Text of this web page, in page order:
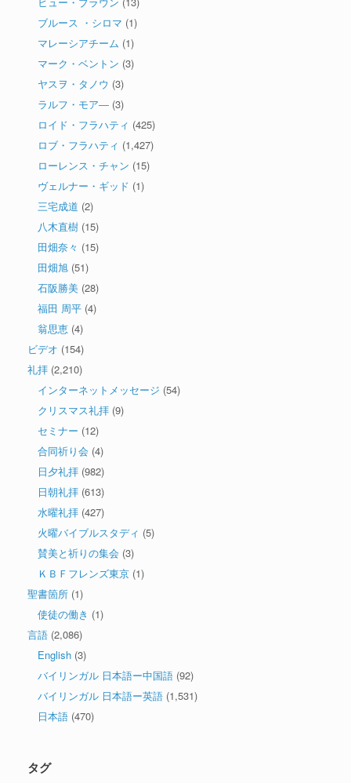
ブルース ・シロマ (1)
マレーシアチーム (1)
マーク・ベントン (3)
ヤスヲ・タノウ (3)
ラルフ・モア― (3)
ロイド・フラハティ (425)
ロブ・フラハティ (1,427)
ローレンス・チャン (15)
ヴェルナー・ギッド (1)
三宅成道 (2)
八木直樹 (15)
田畑奈々 (15)
田畑旭 (51)
石阪勝美 (28)
福田 周平 (4)
翁思恵 (4)
ビデオ (154)
礼拝 (2,210)
インターネットメッセージ (54)
クリスマス礼拝 (9)
セミナー (12)
合同祈り会 (4)
日夕礼拝 (982)
日朝礼拝 (613)
水曜礼拝 (427)
火曜バイブルスタディ (5)
賛美と祈りの集会 (3)
ＫＢＦフレンズ東京 (1)
聖書箇所 (1)
使徒の働き (1)
言語 (2,086)
English (3)
バイリンガル 日本語ー中国語 (92)
バイリンガル 日本語ー英語 (1,531)
日本語 (470)
タグ